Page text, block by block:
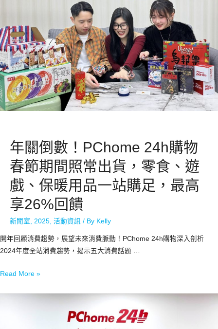
年關倒數！PChome 24h購物
春節期間照常出貨，零食、遊
戲、保暖用品一站購足，最高
享26%回饋
新聞室, 2025, 活動資訊 / By Kelly
開年回顧消費趨勢，展望未來消費脈動！PChome 24h購物深入剖析
2024年度全站消費趨勢，揭示五大消費話題 …
Read More »